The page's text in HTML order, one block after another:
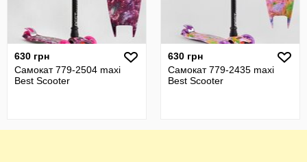
630 грн
Самокат 779-2504 maxi
Best Scooter
630 грн
Самокат 779-2435 maxi
Best Scooter